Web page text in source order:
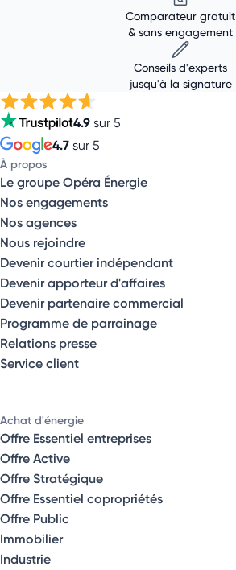
Comparateur gratuit
& sans engagement
Conseils d'experts
jusqu'à la signature
4.9 sur 5
4.7 sur 5
À propos
Le groupe Opéra Énergie
Nos engagements
Nos agences
Nous rejoindre
Devenir courtier indépendant
Devenir apporteur d'affaires
Devenir partenaire commercial
Programme de parrainage
Relations presse
Service client
Achat d'énergie
Offre Essentiel entreprises
Offre Active
Offre Stratégique
Offre Essentiel copropriétés
Offre Public
Immobilier
Industrie